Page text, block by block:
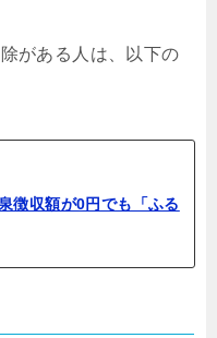
がある人は、以下の
徴収額が0円でも「ふる